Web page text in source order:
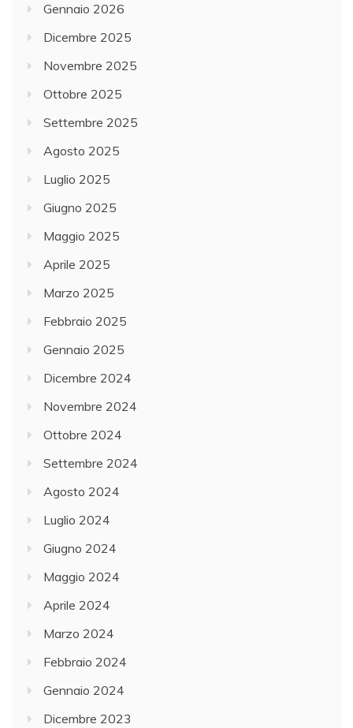
Gennaio 2026
Dicembre 2025
Novembre 2025
Ottobre 2025
Settembre 2025
Agosto 2025
Luglio 2025
Giugno 2025
Maggio 2025
Aprile 2025
Marzo 2025
Febbraio 2025
Gennaio 2025
Dicembre 2024
Novembre 2024
Ottobre 2024
Settembre 2024
Agosto 2024
Luglio 2024
Giugno 2024
Maggio 2024
Aprile 2024
Marzo 2024
Febbraio 2024
Gennaio 2024
Dicembre 2023